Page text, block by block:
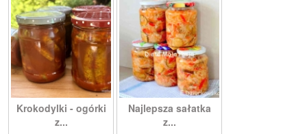
Krokodylki - ogórki
z...
Najlepsza sałatka
z...